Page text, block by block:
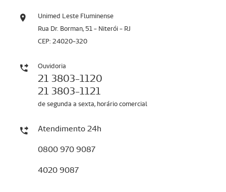
Unimed Leste Fluminense
Rua Dr. Borman, 51 - Niterói - RJ
CEP: 24020-320
Ouvidoria
21 3803-1120
21 3803-1121
de segunda a sexta, horário comercial
Atendimento 24h
0800 970 9087
4020 9087